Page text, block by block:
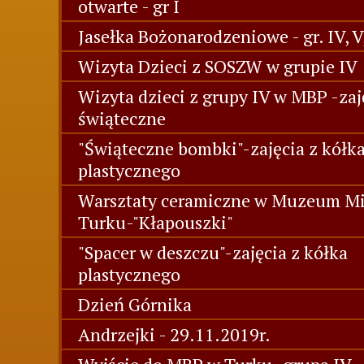
otwarte - gr I
Jasełka Bożonarodzeniowe - gr. IV,
Wizyta Dzieci z SOSZW w grupie IV
Wizyta dzieci z grupy IV w MBP -
świąteczne
"Świąteczne bombki"-zajęcia z
plastycznego
Warsztaty ceramiczne w Muzeum
Turku-"Kłapouszki"
"Spacer w deszczu"-zajęcia z kółka
plastycznego
Dzień Górnika
Andrzejki - 29.11.2019r.